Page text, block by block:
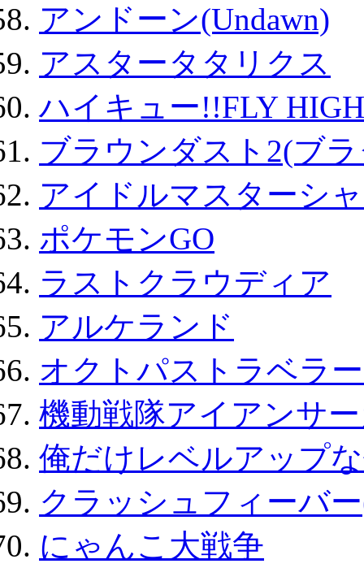
アンドーン(Undawn)
アスタータタリクス
ハイキュー!!FLY HIGH
ブラウンダスト2(ブ
アイドルマスターシ
ポケモンGO
ラストクラウディア
アルケランド
オクトパストラベラ
機動戦隊アイアンサ
俺だけレベルアップ
クラッシュフィーバ
にゃんこ大戦争